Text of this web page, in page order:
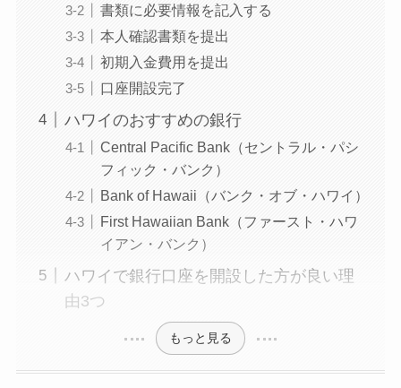
書類に必要情報を記入する
本人確認書類を提出
初期入金費用を提出
口座開設完了
ハワイのおすすめの銀行
Central Pacific Bank（セントラル・パシ
フィック・バンク）
Bank of Hawaii（バンク・オブ・ハワイ）
First Hawaiian Bank（ファースト・ハワ
イアン・バンク）
ハワイで銀行口座を開設した方が良い理
由3つ
もっと見る